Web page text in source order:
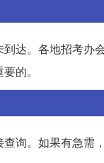
达。各地招考办
的。
询。如果有急需